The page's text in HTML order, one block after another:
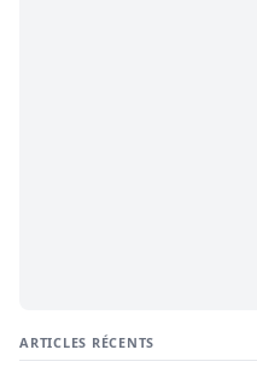
ARTICLES RÉCENTS